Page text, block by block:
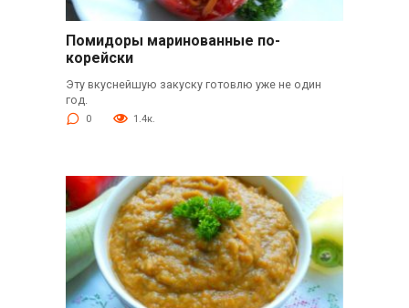
Помидоры маринованные по-
корейски
Эту вкуснейшую закуску готовлю уже не один
год.
0 1.4к.